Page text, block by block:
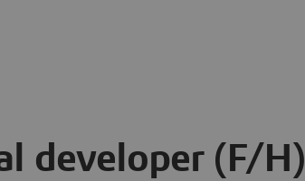
developer (F/H)